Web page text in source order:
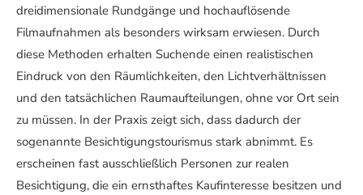
dreidimensionale Rundgänge und hochauflösende
Filmaufnahmen als besonders wirksam erwiesen. Durch
diese Methoden erhalten Suchende einen realistischen
Eindruck von den Räumlichkeiten, den Lichtverhältnissen
und den tatsächlichen Raumaufteilungen, ohne vor Ort sein
zu müssen. In der Praxis zeigt sich, dass dadurch der
sogenannte Besichtigungstourismus stark abnimmt. Es
erscheinen fast ausschließlich Personen zur realen
Besichtigung, die ein ernsthaftes Kaufinteresse besitzen und